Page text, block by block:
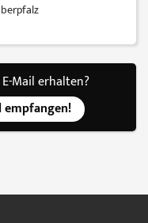
Mail erhalten?
empfangen!